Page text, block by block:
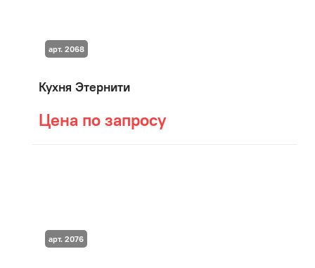
Кухня Этернити
Цена по запросу
арт. 2068
арт. 2076